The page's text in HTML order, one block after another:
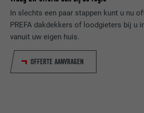
In slechts een paar stappen kunt u nu
PREFA dakdekkers of loodgieters bij u
vanuit uw eigen huis.
OFFERTE AANVRAGEN
website door de
AANBIEDER Google Optimize
VERVALTIJD Sessie
DOEL
Slaat de door de
taalversie van een
NAAM lang